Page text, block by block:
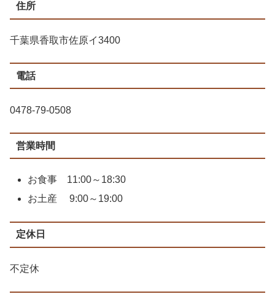
住所
千葉県香取市佐原イ3400
電話
0478-79-0508
営業時間
お食事 11:00～18:30
お土産 9:00～19:00
定休日
不定休